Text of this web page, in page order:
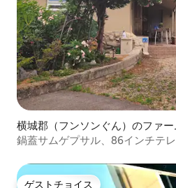
横城郡（フンソンぐん）のファー
鍋蓋サムゲプサル、86インチテ
ゲストチョイス